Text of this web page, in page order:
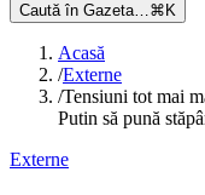
Caută în Gazeta…⌘K
Acasă
/Externe
/Tensiuni tot mai
Putin să pună
Externe